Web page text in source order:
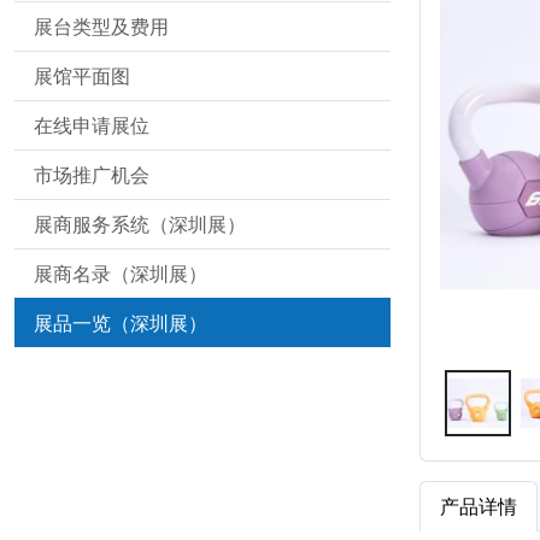
展台类型及费用
展馆平面图
在线申请展位
市场推广机会
展商服务系统（深圳展）
展商名录（深圳展）
展品一览（深圳展）
产品详情